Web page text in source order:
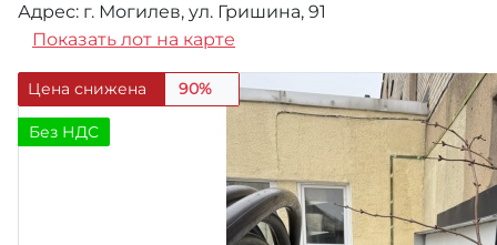
Адрес: г. Могилев, ул. Гришина, 91
Показать лот на карте
Цена снижена 90%
Без НДС